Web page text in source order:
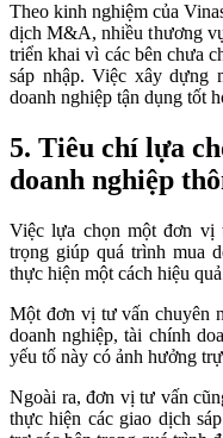
Theo kinh nghiệm của
dịch M&A, nhiều thương
triển khai vì các bên chưa
sáp nhập. Việc xây dựng
doanh nghiệp tận dụng tốt
5. Tiêu chí lựa
doanh nghiệp
Việc lựa chọn một đơn vị
trọng giúp quá trình mua
thực hiện một cách hiệu
Một đơn vị tư vấn chuyên
doanh nghiệp, tài chính
yếu tố này có ảnh hưởng
Ngoài ra, đơn vị tư vấn
thực hiện các giao dịch